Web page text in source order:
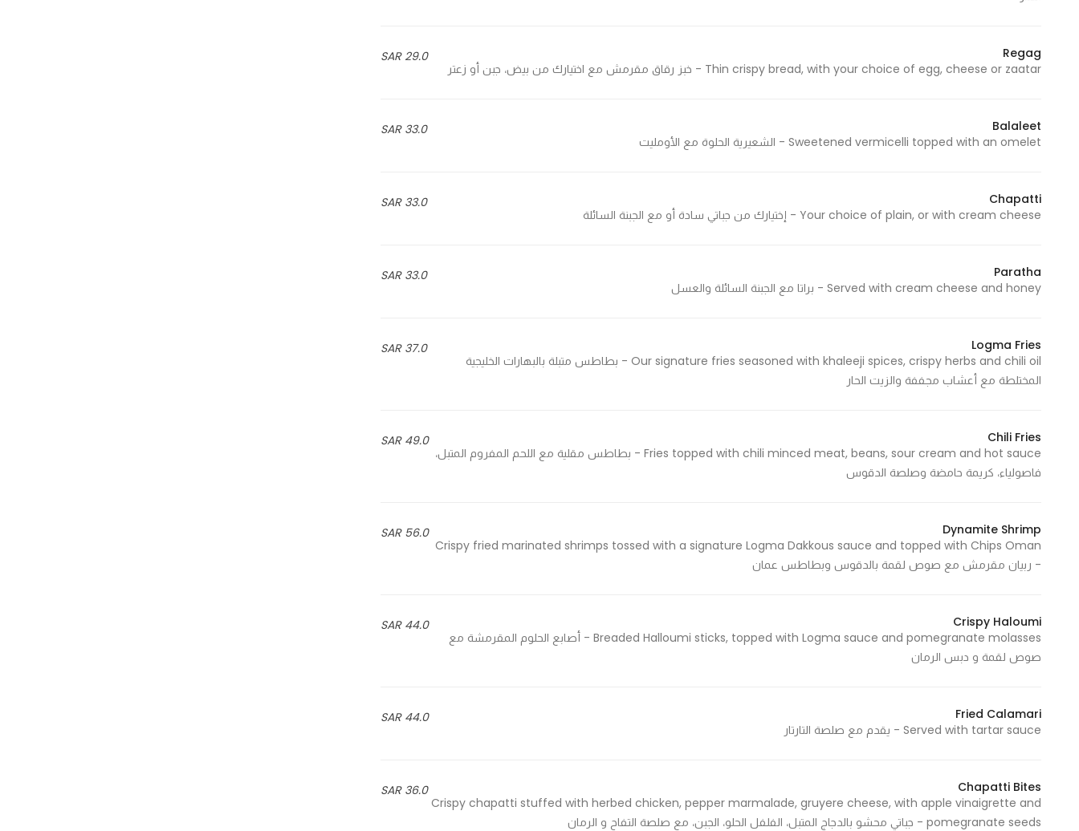
29.0 SAR
Regag
Thin crispy bread, with your choice of egg, cheese or zaatar - خبز رقاق مقرمش مع اختيارك من بيض، جبن أو زعتر
33.0 SAR
Balaleet
Sweetened vermicelli topped with an omelet - الشعيرية الحلوة مع الأومليت
33.0 SAR
Chapatti
Your choice of plain, or with cream cheese - إختيارك من جباتي سادة أو مع الجبنة السائلة
33.0 SAR
Paratha
Served with cream cheese and honey - براتا مع الجبنة السائلة والعسل
37.0 SAR
Logma Fries
Our signature fries seasoned with khaleeji spices, crispy herbs and chili oil - بطاطس متبلة بالبهارات الخليجية
المختلطة مع أعشاب مجففة والزيت الحار
49.0 SAR
Chili Fries
Fries topped with chili minced meat, beans, sour cream and hot sauce - بطاطس مقلية مع اللحم المفروم المتبل،
فاصولياء، كريمة حامضة وصلصة الدقوس
56.0 SAR
Dynamite Shrimp
Crispy fried marinated shrimps tossed with a signature Logma Dakkous sauce and topped with Chips Oman
- ربيان مقرمش مع صوص لقمة بالدقوس وبطاطس عمان
44.0 SAR
Crispy Haloumi
Breaded Halloumi sticks, topped with Logma sauce and pomegranate molasses - أصابع الحلوم المقرمشة مع
صوص لقمة و دبس الرمان
44.0 SAR
Fried Calamari
Served with tartar sauce - يقدم مع صلصة التارتار
36.0 SAR
Chapatti Bites
Crispy chapatti stuffed with herbed chicken, pepper marmalade, gruyere cheese, with apple vinaigrette and
pomegranate seeds - جباتي محشو بالدجاج المتبل، الفلفل الحلو، الجبن، مع صلصة التفاح و الرمان